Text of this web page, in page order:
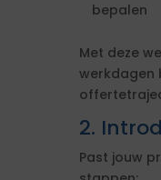
bepalen
Met deze
werkdagen
2.
Past jouw